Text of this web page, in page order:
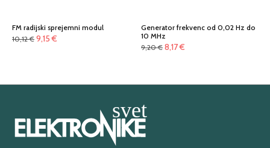
FM radijski sprejemni modul
10,12€ Izvirna
9,15€
Generator frekvenc od 0,02 Hz do
10 MHz
9,20€ Izvirna
bila:
8,17€
8,17 €.